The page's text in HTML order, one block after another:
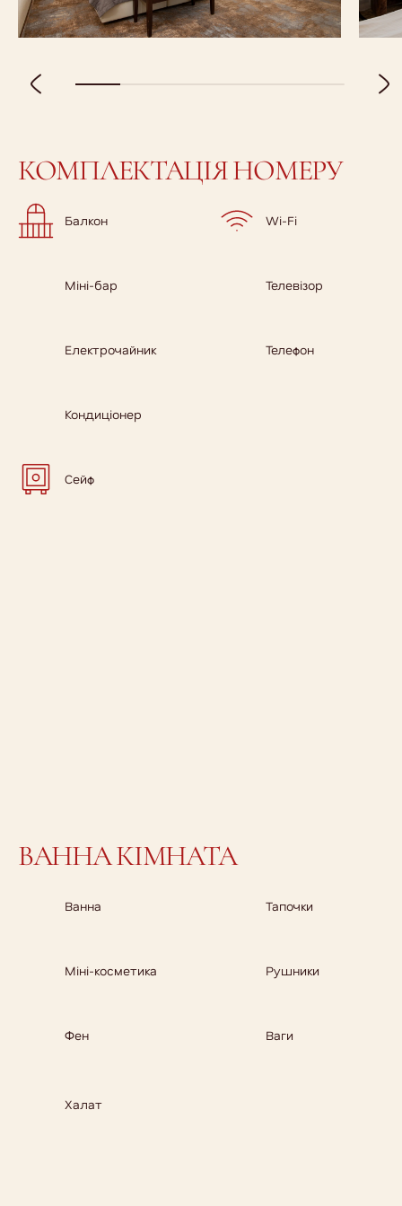
КОМПЛЕКТАЦІЯ НОМЕРУ
Балкон
Міні-бар
Електрочайник
Кондиціонер
Сейф
Wi-Fi
Телевізор
Телефон
ВАННА КІМНАТА
Ванна
Міні-косметика
Фен
Халат
Тапочки
Рушники
Ваги